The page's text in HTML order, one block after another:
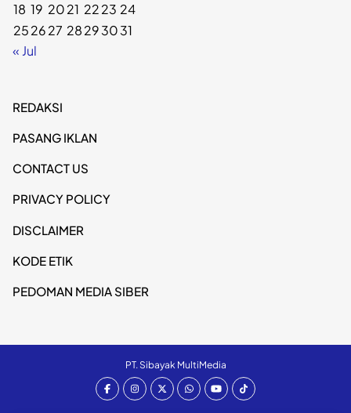
18 19 2021 2223 24
252627 28293031
« Jul
REDAKSI
PASANG IKLAN
CONTACT US
PRIVACY POLICY
DISCLAIMER
KODE ETIK
PEDOMAN MEDIA SIBER
PT. Sibayak MultiMedia